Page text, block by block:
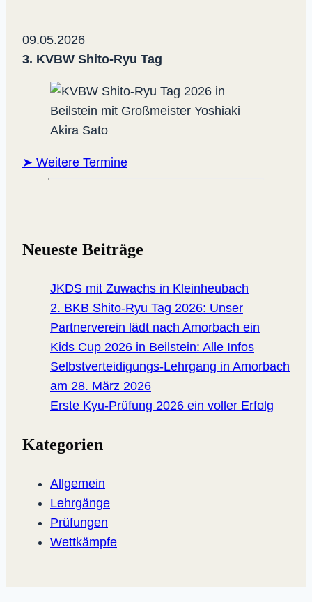
09.05.2026
3. KVBW Shito-Ryu Tag
➤ Weitere Termine
Neueste Beiträge
JKDS mit Zuwachs in Kleinheubach
2. BKB Shito-Ryu Tag 2026: Unser
Partnerverein lädt nach Amorbach ein
Kids Cup 2026 in Beilstein: Alle Infos
Selbstverteidigungs-Lehrgang in Amorbach
am 28. März 2026
Erste Kyu-Prüfung 2026 ein voller Erfolg
Kategorien
Allgemein
Lehrgänge
Prüfungen
Wettkämpfe